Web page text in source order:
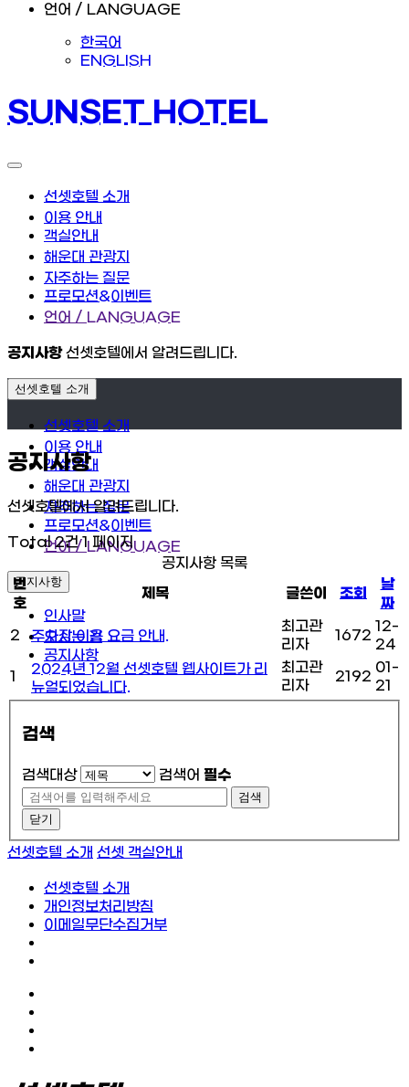
언어 / LANGUAGE
한국어
ENGLISH
SUNSET HOTEL
선셋호텔 소개
이용 안내
객실안내
해운대 관광지
자주하는 질문
프로모션&이벤트
언어 / LANGUAGE
공지사항선셋호텔에서 알려드립니다.
선셋호텔 소개
선셋호텔 소개
이용 안내
객실안내
해운대 관광지
자주하는 질문
프로모션&이벤트
언어 / LANGUAGE
공지사항
인사말
오시는 길
공지사항
공지사항
선셋호텔에서 알려드립니다.
Total 2건1 페이지
공지사항 목록
번
호
제목 글쓴이 조회
날
짜
2 주차장 이용 요금 안내.
최고관
리자
1672
12-
24
1
2024년 12월 선셋호텔 웹사이트가 리
뉴얼되었습니다.
최고관
리자
2192
01-
21
검색
검색대상 검색어 필수
검색
닫기
선셋호텔 소개 선셋 객실안내
선셋호텔 소개
개인정보처리방침
이메일무단수집거부